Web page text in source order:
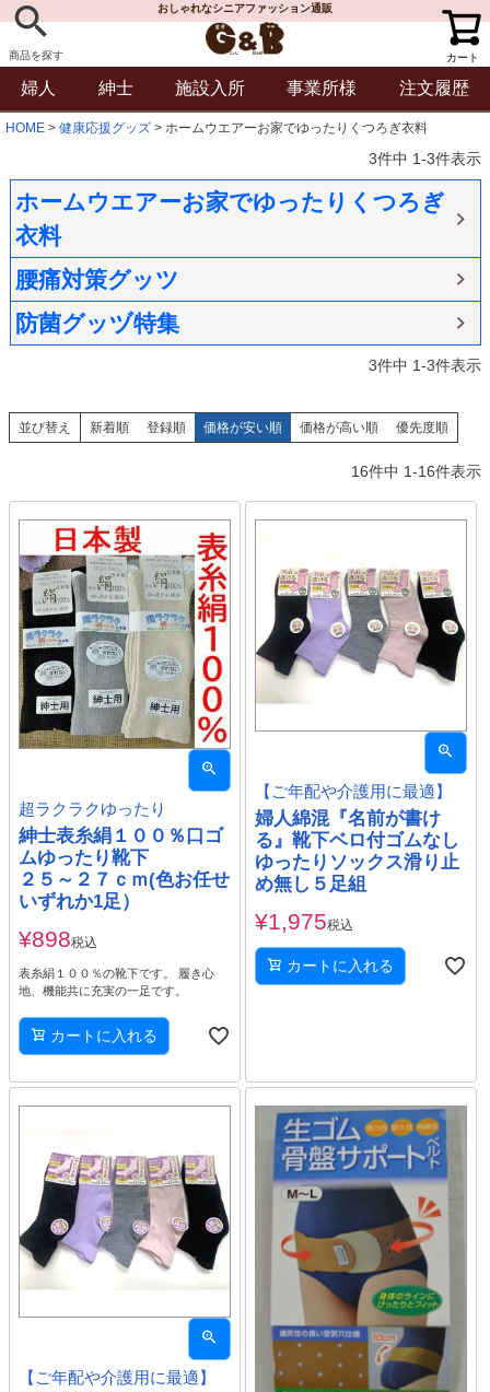
商品を探す
おしゃれなシニアファッション通販
カート
婦人 紳士 施設入所 事業所様 注文履歴
HOME 健康応援グッズ ホームウエアーお家でゆったりくつろぎ衣料
3件中 1-3件表示
ホームウエアーお家でゆったりくつろぎ
衣料
腰痛対策グッツ
防菌グッヅ特集
3件中 1-3件表示
並び替え 新着順 登録順 価格が安い順 価格が高い順 優先度順
16件中 1-16件表示
超ラクラクゆったり
紳士表糸絹１００％口ゴ
ムゆったり靴下
２５～２７ｃｍ(色お任せ
いずれか1足）
¥898税込
表糸絹１００％の靴下です。 履き心
地、機能共に充実の一足です。
カートに入れる
【ご年配や介護用に最適】
婦人綿混『名前が書け
る』靴下ベロ付ゴムなし
ゆったりソックス滑り止
め無し５足組
¥1,975税込
カートに入れる
【ご年配や介護用に最適】